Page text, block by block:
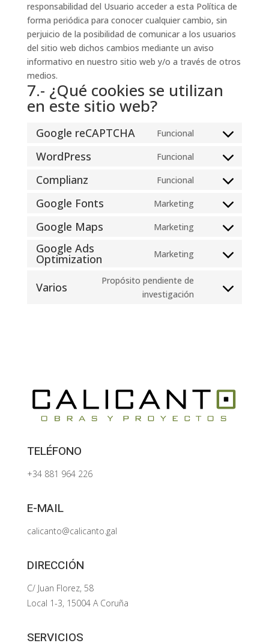
responsabilidad del Usuario acceder a esta Política de
forma periódica para conocer cualquier cambio, sin
perjuicio de la posibilidad de comunicar a los usuarios
del sitio web dichos cambios mediante un aviso
informativo en nuestro sitio web y/o a través de otros
medios.
7.- ¿Qué cookies se utilizan
en este sitio web?
Google reCAPTCHA Funcional
Consent
google-
WordPress Funcional
Consent
wordpress
Complianz Funcional
Consent
complianz
Google Fonts Marketing
Consent
google-
Google Maps Marketing
Consent
service
maps
Google Ads
Optimization Marketing
Consent
service
Varios
Propósito pendiente de
investigación
Consent
TELÉFONO
+34 881 964 226
E-MAIL
calicanto@calicanto.gal
DIRECCIÓN
C/ Juan Florez, 58
Local 1-3, 15004 A Coruña
SERVICIOS